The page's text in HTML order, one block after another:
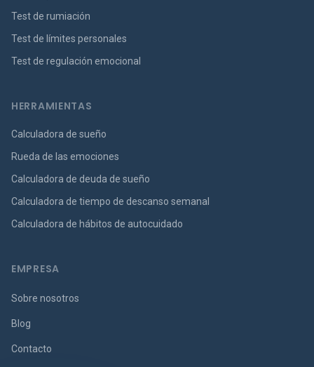
Test de rumiación
Test de límites personales
Test de regulación emocional
HERRAMIENTAS
Calculadora de sueño
Rueda de las emociones
Calculadora de deuda de sueño
Calculadora de tiempo de descanso semanal
Calculadora de hábitos de autocuidado
EMPRESA
Sobre nosotros
Blog
Contacto